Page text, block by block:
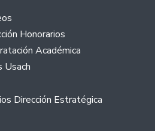
Honorarios
Académica
Usach
Dirección Estratégica